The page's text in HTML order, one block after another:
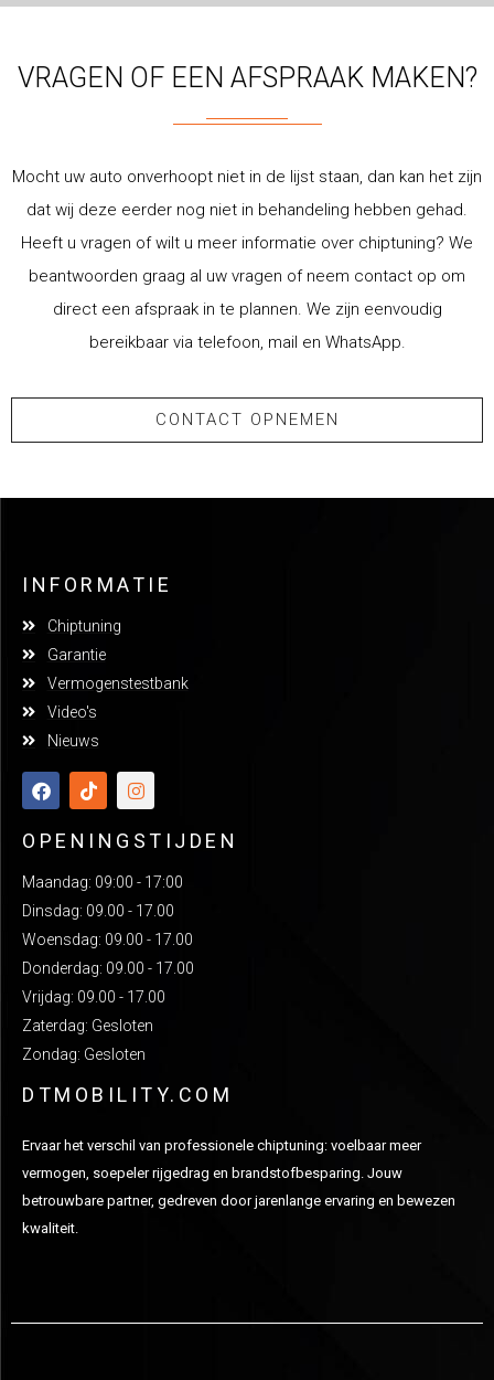
VRAGEN OF EEN AFSPRAAK MAKEN?
Mocht uw auto onverhoopt niet in de lijst staan, dan kan het zijn
dat wij deze eerder nog niet in behandeling hebben gehad.
Heeft u vragen of wilt u meer informatie over chiptuning? We
beantwoorden graag al uw vragen of neem contact op om
direct een afspraak in te plannen. We zijn eenvoudig
bereikbaar via telefoon, mail en WhatsApp.
CONTACT OPNEMEN
INFORMATIE
Chiptuning
Garantie
Vermogenstestbank
Video's
Nieuws
OPENINGSTIJDEN
Maandag: 09:00 - 17:00
Dinsdag: 09.00 - 17.00
Woensdag: 09.00 - 17.00
Donderdag: 09.00 - 17.00
Vrijdag: 09.00 - 17.00
Zaterdag: Gesloten
Zondag: Gesloten
DTMOBILITY.COM
Ervaar het verschil van professionele chiptuning: voelbaar meer
vermogen, soepeler rijgedrag en brandstofbesparing. Jouw
betrouwbare partner, gedreven door jarenlange ervaring en bewezen
kwaliteit.